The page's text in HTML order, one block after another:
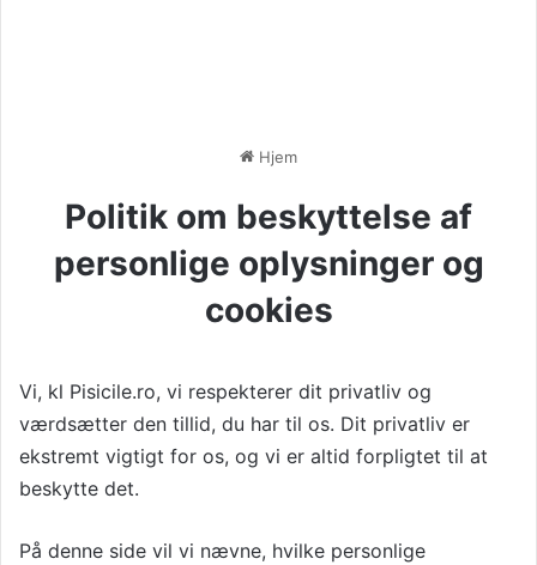
Hjem
Politik om beskyttelse af
personlige oplysninger og
cookies
Vi, kl Pisicile.ro, vi respekterer dit privatliv og
værdsætter den tillid, du har til os. Dit privatliv er
ekstremt vigtigt for os, og vi er altid forpligtet til at
beskytte det.
På denne side vil vi nævne, hvilke personlige